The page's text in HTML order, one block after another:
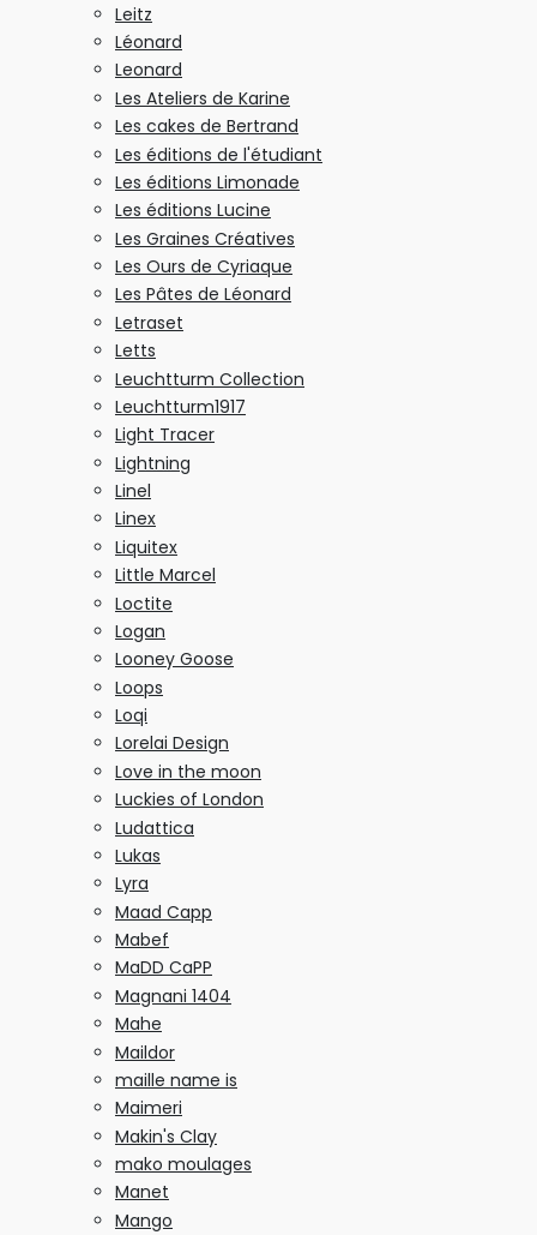
Leitz
Léonard
Leonard
Les Ateliers de Karine
Les cakes de Bertrand
Les éditions de l'étudiant
Les éditions Limonade
Les éditions Lucine
Les Graines Créatives
Les Ours de Cyriaque
Les Pâtes de Léonard
Letraset
Letts
Leuchtturm Collection
Leuchtturm1917
Light Tracer
Lightning
Linel
Linex
Liquitex
Little Marcel
Loctite
Logan
Looney Goose
Loops
Loqi
Lorelai Design
Love in the moon
Luckies of London
Ludattica
Lukas
Lyra
Maad Capp
Mabef
MaDD CaPP
Magnani 1404
Mahe
Maildor
maille name is
Maimeri
Makin's Clay
mako moulages
Manet
Mango